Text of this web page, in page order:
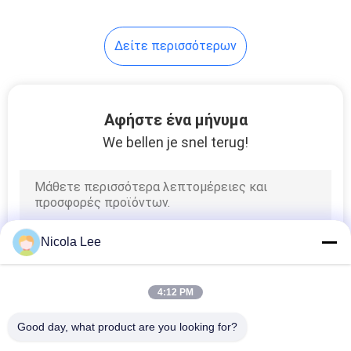
Δείτε περισσότερων
Αφήστε ένα μήνυμα
We bellen je snel terug!
Nicola Lee
4:12 PM
Good day, what product are you looking for?